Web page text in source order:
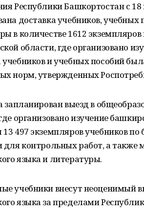
Республики Башкортостан с 18
доставка учебников,
в количестве 1612
области, где организовано
и учебных пособий
норм, утвержденных
запланирован выезд в
организовано изучение
497 экземпляров учебников
для контрольных работ, а также
языка и литературы.
учебники внесут неоценимый
языка за пределами